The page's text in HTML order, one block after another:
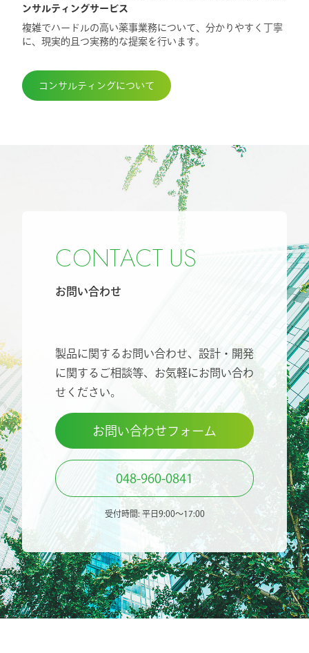
ンサルティングサービス
複雑でハードルの高い薬事業務について、分かりやすく丁寧
に、現実的且つ実務的な提案を行います。
コンサルティングについて
CONTACT US
お問い合わせ
製品に関するお問い合わせ、設計・開発
に関するご相談等、 お気軽にお問い合わ
せください。
お問い合わせフォーム
048-960-0841
受付時間: 平日9:00〜17:00